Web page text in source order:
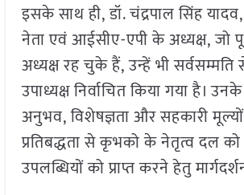
इसके साथ ही, डॉ. चंद्रपाल सिंह
नेता एवं आईसीए-एपी के अध्यक्ष, जो
अध्यक्ष रह चुके हैं, उन्हें भी
उपाध्यक्ष निर्वाचित किया गया है। उनके
अनुभव, विशेषज्ञता और सहकारी
प्रतिबद्धता से कृभको के नेतृत्व दल
उपलब्धियों को प्राप्त करने हेतु